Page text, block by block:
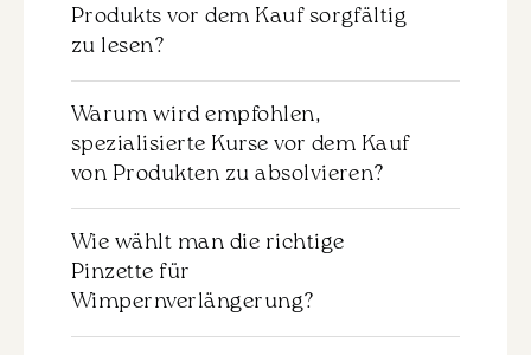
Produkts vor dem Kauf sorgfältig
zu lesen?
Beschreibung, die vor dem Kauf
sorgfältig durchgelesen werden sollte.
Dies hilft Ihnen, die Eigenschaften und die
Anwendung des ausgewählten Materials
zu verstehen. Wir empfehlen dringend,
sich mit dieser Information vertraut zu
machen, um genau das Produkt
Warum wird empfohlen,
spezialisierte Kurse vor dem Kauf
von Produkten zu absolvieren?
das entsprechende Training zu kaufen.
Für eine effektive und sichere Anwendung
der Materialien ist es wichtig,
grundlegende Kenntnisse und Fähigkeiten
Wie wählt man die richtige
Pinzette für
Wimpernverlängerung?